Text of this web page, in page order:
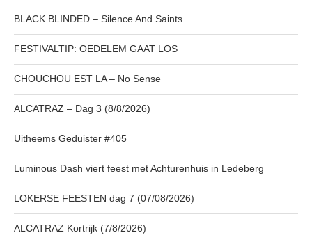
BLACK BLINDED – Silence And Saints
FESTIVALTIP: OEDELEM GAAT LOS
CHOUCHOU EST LA – No Sense
ALCATRAZ – Dag 3 (8/8/2026)
Uitheems Geduister #405
Luminous Dash viert feest met Achturenhuis in Ledeberg
LOKERSE FEESTEN dag 7 (07/08/2026)
ALCATRAZ Kortrijk (7/8/2026)